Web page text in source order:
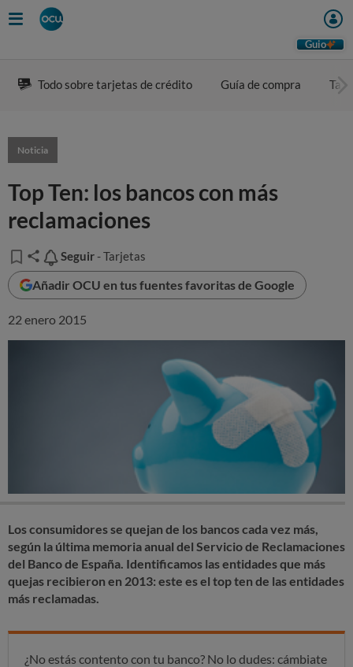
Guio
Todo sobre tarjetas de crédito Guía de compra
Noticia
Top Ten: los bancos con más
reclamaciones
Seguir
Seguir - Tarjetas
Añadir OCU en tus fuentes favoritas de Google
22 enero 2015
Los consumidores se quejan de los bancos cada vez más,
según la última memoria anual del Servicio de Reclamaciones
del Banco de España. Identificamos las entidades que más
quejas recibieron en 2013: este es el top ten de las entidades
más reclamadas.
¿No estás contento con tu banco? No lo dudes: cámbiate